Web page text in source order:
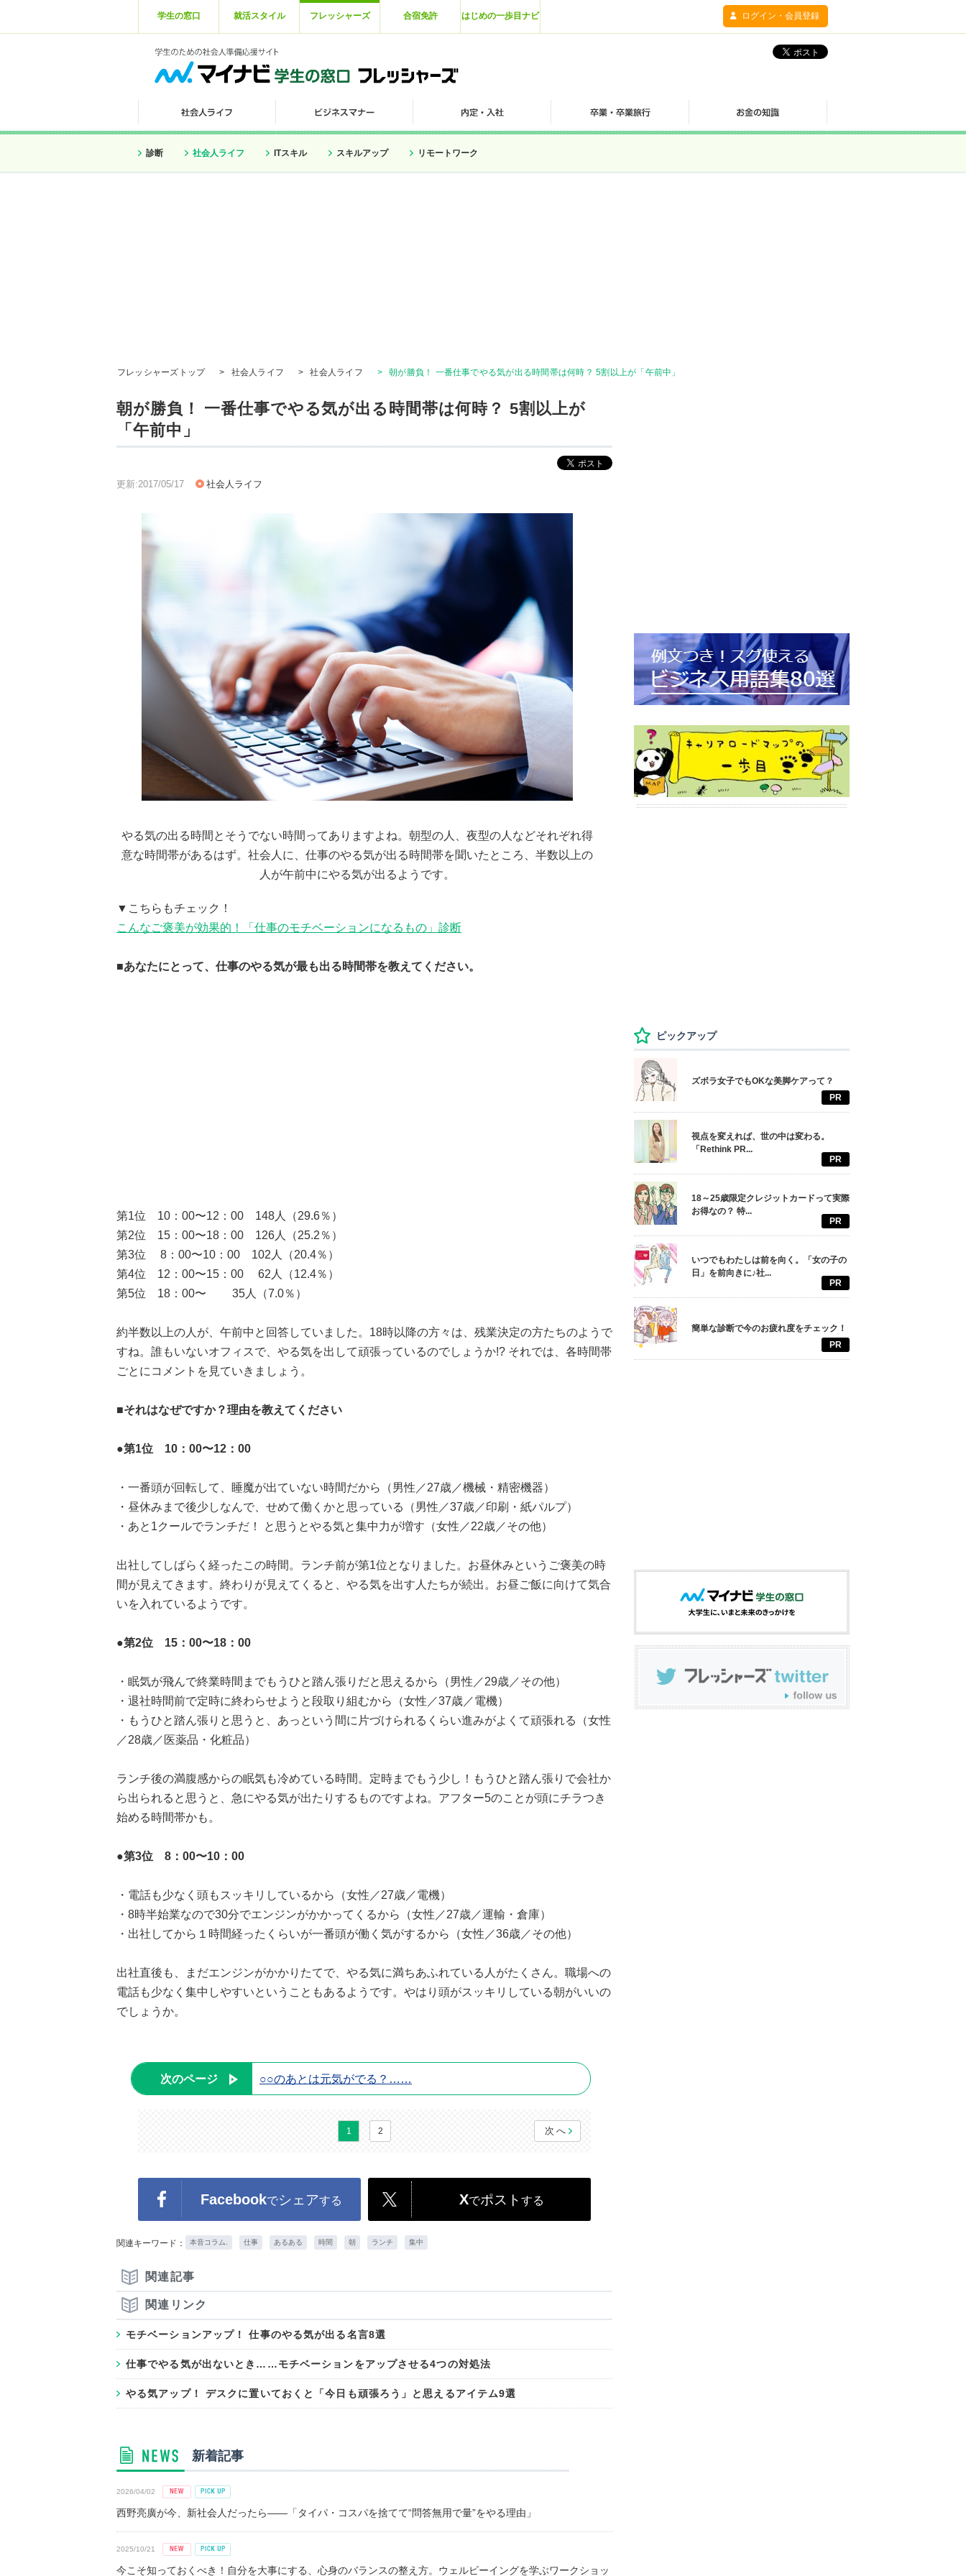
学生の窓口 就活スタイル フレッシャーズ 合宿免許 はじめの一歩目ナビ ログイン・会員登録
診断 社会人ライフ ITスキル スキルアップ リモートワーク
フレッシャーズトップ > 社会人ライフ > 社会人ライフ > 朝が勝負！ 一番仕事でやる気が出る時間帯は何時？ 5割以上が「午前中」
朝が勝負！ 一番仕事でやる気が出る時間帯は何時？ 5割以上が
「午前中」
更新:2017/05/17 社会人ライフ
やる気の出る時間とそうでない時間ってありますよね。朝型の人、夜型の人などそれぞれ得
意な時間帯があるはず。社会人に、仕事のやる気が出る時間帯を聞いたところ、半数以上の
人が午前中にやる気が出るようです。
▼こちらもチェック！
こんなご褒美が効果的！「仕事のモチベーションになるもの」診断
■あなたにとって、仕事のやる気が最も出る時間帯を教えてください。
第1位 10：00〜12：00 148人（29.6％）
第2位 15：00〜18：00 126人（25.2％）
第3位 8：00〜10：00 102人（20.4％）
第4位 12：00〜15：00 62人（12.4％）
第5位 18：00〜 35人（7.0％）
約半数以上の人が、午前中と回答していました。18時以降の方々は、残業決定の方たちのようで
すね。誰もいないオフィスで、やる気を出して頑張っているのでしょうか!? それでは、各時間帯
ごとにコメントを見ていきましょう。
■それはなぜですか？理由を教えてください
●第1位 10：00〜12：00
・一番頭が回転して、睡魔が出ていない時間だから（男性／27歳／機械・精密機器）
・昼休みまで後少しなんで、せめて働くかと思っている（男性／37歳／印刷・紙パルプ）
・あと1クールでランチだ！ と思うとやる気と集中力が増す（女性／22歳／その他）
出社してしばらく経ったこの時間。ランチ前が第1位となりました。お昼休みというご褒美の時
間が見えてきます。終わりが見えてくると、やる気を出す人たちが続出。お昼ご飯に向けて気合
いを入れているようです。
●第2位 15：00〜18：00
・眠気が飛んで終業時間までもうひと踏ん張りだと思えるから（男性／29歳／その他）
・退社時間前で定時に終わらせようと段取り組むから（女性／37歳／電機）
・もうひと踏ん張りと思うと、あっという間に片づけられるくらい進みがよくて頑張れる（女性
／28歳／医薬品・化粧品）
ランチ後の満腹感からの眠気も冷めている時間。定時までもう少し！もうひと踏ん張りで会社か
ら出られると思うと、急にやる気が出たりするものですよね。アフター5のことが頭にチラつき
始める時間帯かも。
●第3位 8：00〜10：00
・電話も少なく頭もスッキリしているから（女性／27歳／電機）
・8時半始業なので30分でエンジンがかかってくるから（女性／27歳／運輸・倉庫）
・出社してから１時間経ったくらいが一番頭が働く気がするから（女性／36歳／その他）
出社直後も、まだエンジンがかかりたてで、やる気に満ちあふれている人がたくさん。職場への
電話も少なく集中しやすいということもあるようです。やはり頭がスッキリしている朝がいいの
でしょうか。
次のページ ○○のあとは元気がでる？……
1 2 次へ
Facebookでシェアする Xでポスト する
関連キーワード： 本音コラム. 仕事 あるある 時間 朝 ランチ 集中
関連記事
関連リンク
モチベーションアップ！ 仕事のやる気が出る名言8選
仕事でやる気が出ないとき……モチベーションをアップさせる4つの対処法
やる気アップ！ デスクに置いておくと「今日も頑張ろう」と思えるアイテム9選
新着記事
2026/04/02
西野亮廣が今、新社会人だったら――「タイパ・コスパを捨てて“問答無用で量”をやる理由」
2025/10/21
今こそ知っておくべき！自分を大事にする、心身のバランスの整え方。ウェルビーイングを学ぶワークショッ
ピックアップ
ズボラ女子でもOKな美脚ケアって？
PR
視点を変えれば、世の中は変わる。
「Rethink PR...
PR
18～25歳限定クレジットカードって実際
お得なの？ 特...
PR
いつでもわたしは前を向く。「女の子の
日」を前向きに♪社...
PR
簡単な診断で今のお疲れ度をチェック！
PR